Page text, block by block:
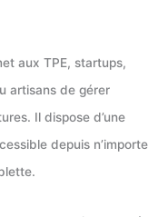
aux TPE, startups,
artisans de gérer
Il dispose d’une
depuis n’importe